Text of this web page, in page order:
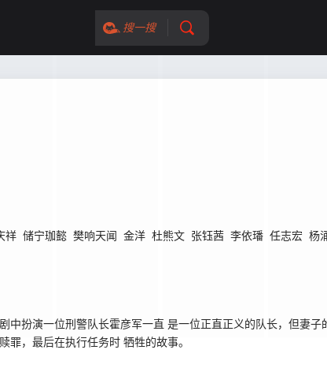
搜一搜
祥 储宁珈懿 樊响天闻 金洋 杜熊文 张钰茜 李依璠 任志宏 杨
扮演一位刑警队长霍彦军一直 是一位正直正义的队长，但妻子
罪，最后在执行任务时 牺牲的故事。